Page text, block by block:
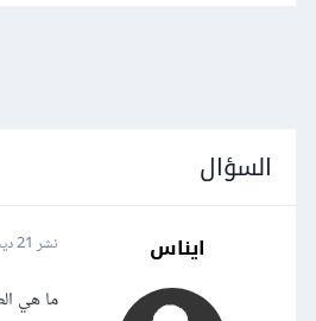
السؤال
ايناس نشر 21 ديسمبر 2015
ما هي